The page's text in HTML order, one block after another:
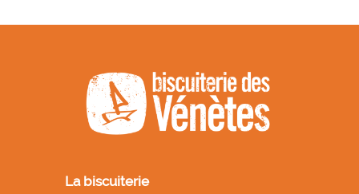
La biscuiterie